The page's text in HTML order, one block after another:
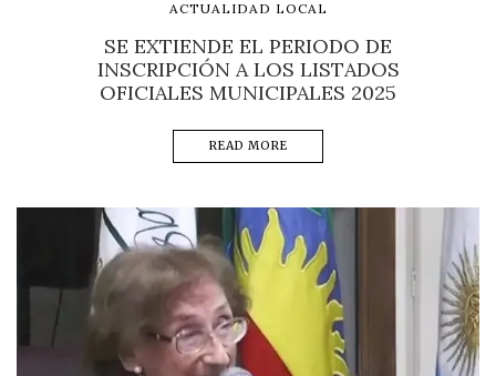
ACTUALIDAD LOCAL
SE EXTIENDE EL PERIODO DE
INSCRIPCIÓN A LOS LISTADOS
OFICIALES MUNICIPALES 2025
READ MORE